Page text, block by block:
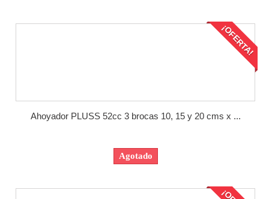
¡OFERTA!
Ahoyador PLUSS 52cc 3 brocas 10, 15 y 20 cms x ...
Agotado